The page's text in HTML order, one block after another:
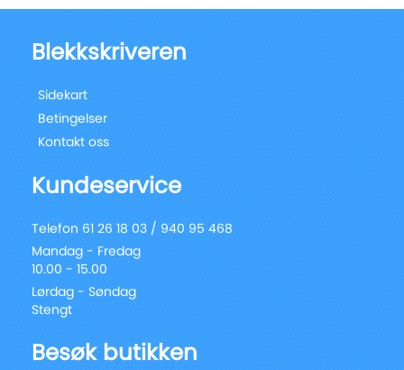
Blekkskriveren
Sidekart
Betingelser
Kontakt oss
Kundeservice
Telefon 61 26 18 03 / 940 95 468
Mandag - Fredag
10.00 - 15.00
Lørdag - Søndag
Stengt
Besøk butikken